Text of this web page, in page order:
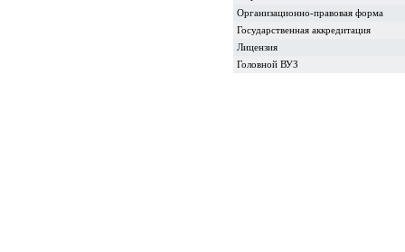
Организационно-правовая форма
Государственная аккредитация
Лицензия
Головной ВУЗ